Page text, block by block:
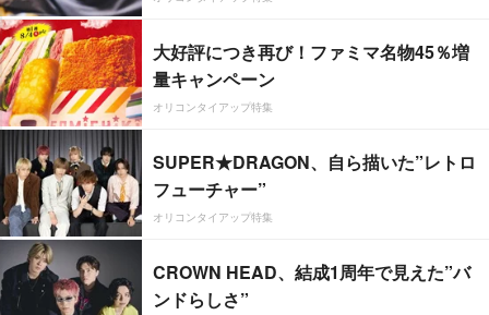
大好評につき再び！ファミマ名物45％増
量キャンペーン
オリコンタイアップ特集
SUPER★DRAGON、自ら描いた”レトロ
フューチャー”
オリコンタイアップ特集
CROWN HEAD、結成1周年で見えた”バ
ンドらしさ”